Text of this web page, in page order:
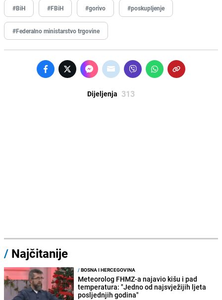
#BiH #FBiH #gorivo #poskupljenje
#Federalno ministarstvo trgovine
Dijeljenja 313
/ Najčitanije
/BOSNA I HERCEGOVINA
Meteorolog FHMZ-a najavio kišu i pad
temperatura: "Jedno od najsvježijih ljeta
posljednjih godina"